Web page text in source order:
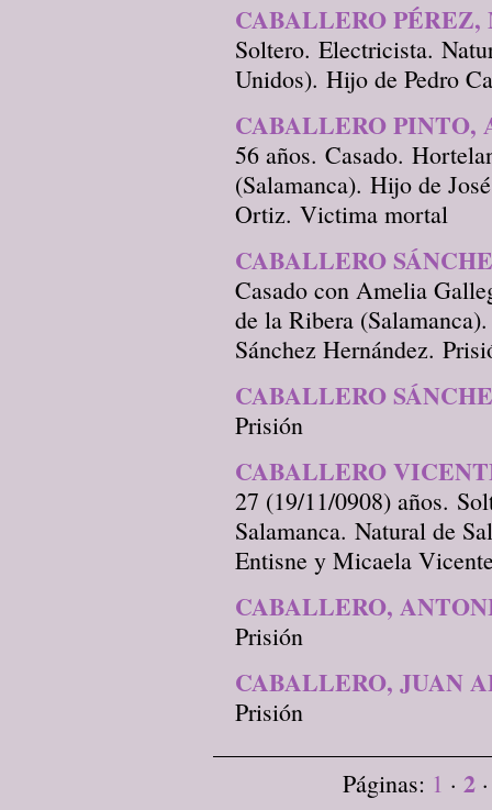
CABALLERO
Soltero. Electricista.
Unidos). Hijo de Pedro
CABALLERO PINTO,
56 años. Casado.
(Salamanca). Hijo de
Ortiz. Victima mortal
CABALLERO
Casado con Amelia
de la Ribera
Sánchez Hernández.
CABALLERO
Prisión
CABALLERO
27 (19/11/0908) años.
Salamanca. Natural de
Entisne y Micaela
CABALLERO,
Prisión
CABALLERO, JUAN
Prisión
Páginas: 1 ·2